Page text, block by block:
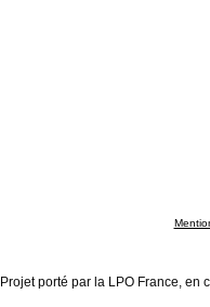
Projet porté par la LPO France, en